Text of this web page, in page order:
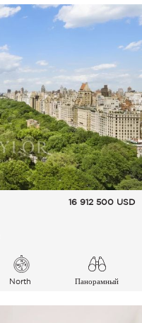
16 912 500 USD
North Панорамный